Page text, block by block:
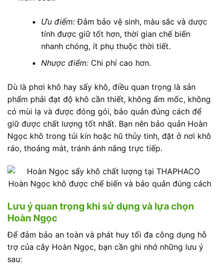
Ưu điểm:Đảm bảo vệ sinh, màu sắc và dược
tính được giữ tốt hơn, thời gian chế biến
nhanh chóng, ít phụ thuộc thời tiết.
Nhược điểm:Chi phí cao hơn.
Dù là phơi khô hay sấy khô, điều quan trọng là sản
phẩm phải đạt độ khô cần thiết, không ẩm mốc, không
có mùi lạ và được đóng gói, bảo quản đúng cách để
giữ được chất lượng tốt nhất. Bạn nên bảo quản Hoàn
Ngọc khô trong túi kín hoặc hũ thủy tinh, đặt ở nơi khô
ráo, thoáng mát, tránh ánh nắng trực tiếp.
Hoàn Ngọc khô được chế biến và bảo quản đúng cách
Lưu ý quan trọng khi sử dụng và lựa chọn
Hoàn Ngọc
Để đảm bảo an toàn và phát huy tối đa công dụng hỗ
trợ của cây Hoàn Ngọc, bạn cần ghi nhớ những lưu ý
sau: